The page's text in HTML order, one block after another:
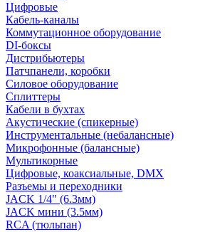
Цифровые
Кабель-каналы
Коммутационное оборудование
DI-боксы
Дистрибьютеры
Патчпанели, коробки
Силовое оборудование
Сплиттеры
Кабели в бухтах
Акустические (спикерные)
Инструментальные (небалансные)
Микрофонные (балансные)
Мультикорные
Цифровые, коаксиальные, DMX
Разъемы и переходники
JACK 1/4" (6.3мм)
JACK мини (3.5мм)
RCA (тюльпан)